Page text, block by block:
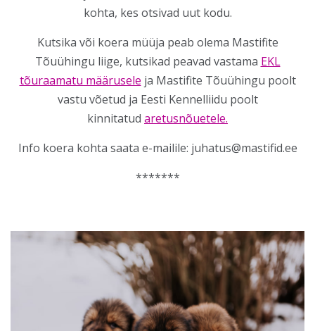
kohta, kes otsivad uut kodu.
Kutsika või koera müüja peab olema Mastifite
Tõuühingu liige, kutsikad peavad vastama EKL
tõuraamatu määrusele ja Mastifite Tõuühingu poolt
vastu võetud ja Eesti Kennelliidu poolt
kinnitatud aretusnõuetele.
Info koera kohta saata e-mailile: juhatus@mastifid.ee
*******